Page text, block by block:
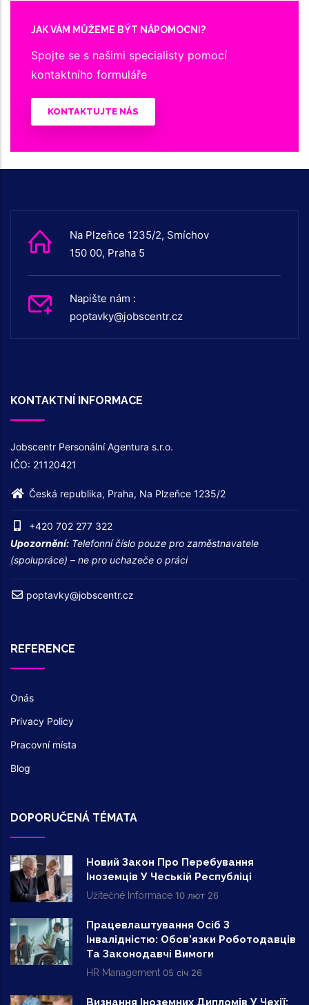
JAK VÁM MŮŽEME BÝT NÁPOMOCNI?
Spojte se s našimi specialisty pomocí
kontaktního formuláře
KONTAKTUJTE NÁS
Na Plzeňce 1235/2, Smíchov
150 00, Praha 5
Napište nám :
poptavky@jobscentr.cz
KONTAKTNÍ INFORMACE
Jobscentr Personální Agentura s.r.o.
IČO: 21120421
Česká republika, Praha, Na Plzeňce 1235/2
+420 702 277 322
Upozornění: Telefonní číslo pouze pro zaměstnavatele
(spolupráce) – ne pro uchazeče o práci
poptavky@jobscentr.cz
REFERENCE
Onás
Privacy Policy
Pracovní místa
Blog
DOPORUČENÁ TÉMATA
Новий Закон Про Перебування
Іноземців У Чеській Республіці
Užitečné Informace 10 лют 26
Працевлаштування Осіб З
Інвалідністю: Обов’язки Роботодавців
Та Законодавчі Вимоги
HR Management 05 січ 26
Визнання Іноземних Дипломів У Чехії: